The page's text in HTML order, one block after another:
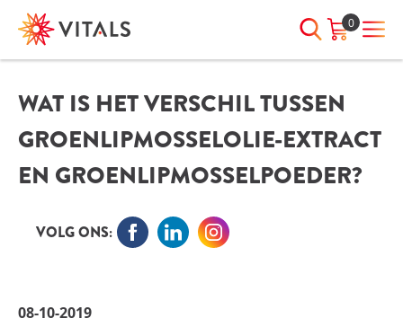
0
HEB JE VRAGEN?
We staan elke dag voor je klaar!
helpen, neem dan contact met
075-6476050
INLOGGEN
WAT IS HET VERSCHIL TUSSEN
GROENLIPMOSSELOLIE-EXTRACT
EN GROENLIPMOSSELPOEDER?
VOLG ONS:
08-10-2019